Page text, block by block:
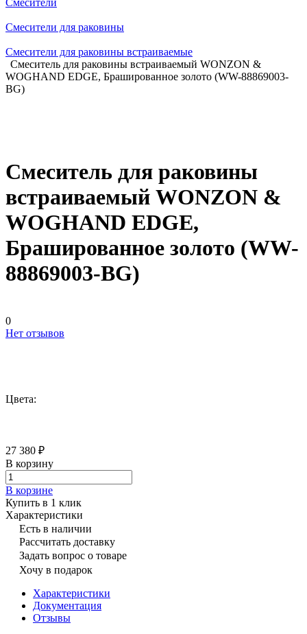
Смесители
Смесители для раковины
Смесители для раковины встраиваемые
Смеситель для раковины встраиваемый WONZON &
WOGHAND EDGE, Брашированное золото (WW-88869003-
BG)
Смеситель для раковины
встраиваемый WONZON &
WOGHAND EDGE,
Брашированное золото (WW-
88869003-BG)
0
Нет отзывов
Цвета:
27 380 ₽
В корзину
В корзине
Купить в 1 клик
Характеристики
Есть в наличии
Рассчитать доставку
Задать вопрос о товаре
Хочу в подарок
Характеристики
Документация
Отзывы